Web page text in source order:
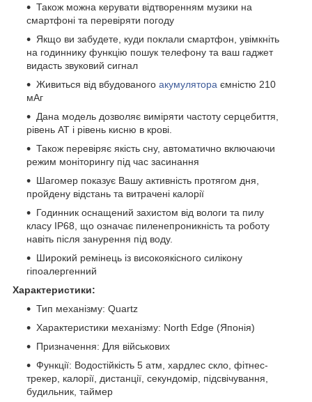
Також можна керувати відтворенням музики на
смартфоні та перевіряти погоду
Якщо ви забудете, куди поклали смартфон, увімкніть
на годиннику функцію пошук телефону та ваш гаджет
видасть звуковий сигнал
Живиться від вбудованого акумулятора ємністю 210
мАг
Дана модель дозволяє виміряти частоту серцебиття,
рівень АТ і рівень кисню в крові.
Також перевіряє якість сну, автоматично включаючи
режим моніторингу під час засинання
Шагомер показує Вашу активність протягом дня,
пройдену відстань та витрачені калорії
Годинник оснащений захистом від вологи та пилу
класу IP68, що означає пиленепроникність та роботу
навіть після занурення під воду.
Широкий ремінець із високоякісного силікону
гіпоалергенний
Характеристики:
Тип механізму: Quartz
Характеристики механізму: North Edge (Японія)
Призначення: Для військових
Функції: Водостійкість 5 атм, хардлес скло, фітнес-
трекер, калорії, дистанції, секундомір, підсвічування,
будильник, таймер